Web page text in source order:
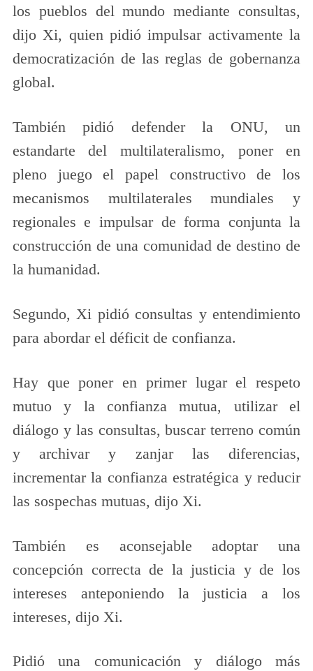
los pueblos del mundo mediante consultas,
dijo Xi, quien pidió impulsar activamente la
democratización de las reglas de gobernanza
global.
También pidió defender la ONU, un
estandarte del multilateralismo, poner en
pleno juego el papel constructivo de los
mecanismos multilaterales mundiales y
regionales e impulsar de forma conjunta la
construcción de una comunidad de destino de
la humanidad.
Segundo, Xi pidió consultas y entendimiento
para abordar el déficit de confianza.
Hay que poner en primer lugar el respeto
mutuo y la confianza mutua, utilizar el
diálogo y las consultas, buscar terreno común
y archivar y zanjar las diferencias,
incrementar la confianza estratégica y reducir
las sospechas mutuas, dijo Xi.
También es aconsejable adoptar una
concepción correcta de la justicia y de los
intereses anteponiendo la justicia a los
intereses, dijo Xi.
Pidió una comunicación y diálogo más